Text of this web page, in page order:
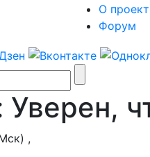
О
Форум
Уверен,
,